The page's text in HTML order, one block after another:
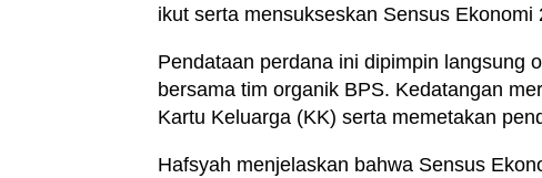
ikut serta mensukseskan Sensus Ekonomi
Pendataan perdana ini dipimpin langsung
bersama tim organik BPS. Kedatangan
Kartu Keluarga (KK) serta memetakan
Hafsyah menjelaskan bahwa Sensus